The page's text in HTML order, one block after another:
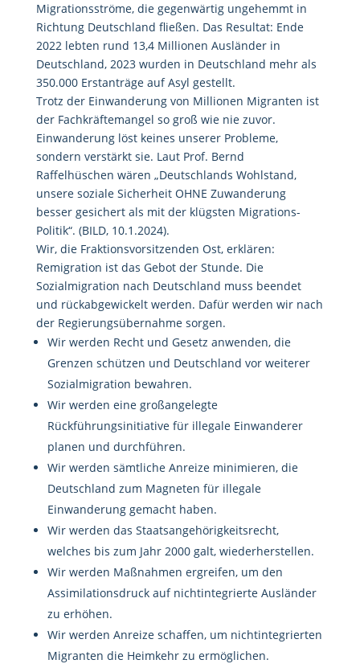
Migrationsströme, die gegenwärtig ungehemmt in
Richtung Deutschland fließen. Das Resultat: Ende
2022 lebten rund 13,4 Millionen Ausländer in
Deutschland, 2023 wurden in Deutschland mehr als
350.000 Erstanträge auf Asyl gestellt.
Trotz der Einwanderung von Millionen Migranten ist
der Fachkräftemangel so groß wie nie zuvor.
Einwanderung löst keines unserer Probleme,
sondern verstärkt sie. Laut Prof. Bernd
Raffelhüschen wären „Deutschlands Wohlstand,
unsere soziale Sicherheit OHNE Zuwanderung
besser gesichert als mit der klügsten Migrations-
Politik“. (BILD, 10.1.2024).
Wir, die Fraktionsvorsitzenden Ost, erklären:
Remigration ist das Gebot der Stunde. Die
Sozialmigration nach Deutschland muss beendet
und rückabgewickelt werden. Dafür werden wir nach
der Regierungsübernahme sorgen.
Wir werden Recht und Gesetz anwenden, die
Grenzen schützen und Deutschland vor weiterer
Sozialmigration bewahren.
Wir werden eine großangelegte
Rückführungsinitiative für illegale Einwanderer
planen und durchführen.
Wir werden sämtliche Anreize minimieren, die
Deutschland zum Magneten für illegale
Einwanderung gemacht haben.
Wir werden das Staatsangehörigkeitsrecht,
welches bis zum Jahr 2000 galt, wiederherstellen.
Wir werden Maßnahmen ergreifen, um den
Assimilationsdruck auf nichtintegrierte Ausländer
zu erhöhen.
Wir werden Anreize schaffen, um nichtintegrierten
Migranten die Heimkehr zu ermöglichen.